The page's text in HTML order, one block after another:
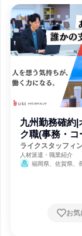
九州勤務確約|
ク職(事務・コ
ー)
ライクスタッフィ
人材派遣・職業紹介
福岡県、佐賀県、
お気